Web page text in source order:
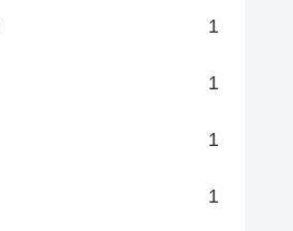
1
1
1
1